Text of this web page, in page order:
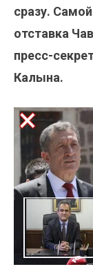
сразу.
отставка
пресс-
Калына.